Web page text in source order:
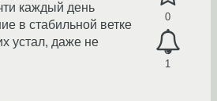
0
1
каждый день
в стабильной ветке
устал, даже не